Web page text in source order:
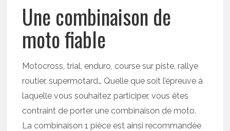
Une combinaison de
moto fiable
Motocross, trial, enduro, course sur piste, rallye
routier, supermotard… Quelle que soit l’épreuve à
laquelle vous souhaitez participer, vous êtes
contraint de porter une combinaison de moto.
La combinaison 1 pièce est ainsi recommandée